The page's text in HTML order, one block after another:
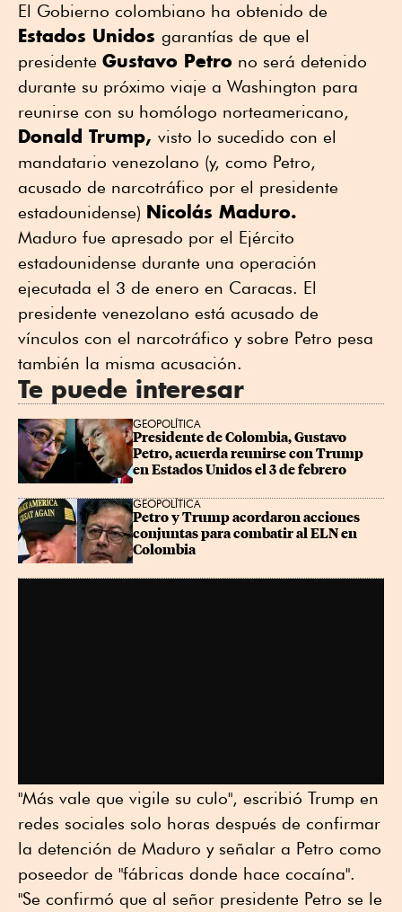
El Gobierno colombiano ha obtenido de
Estados Unidos garantías de que el
presidente Gustavo Petro no será detenido
durante su próximo viaje a Washington para
reunirse con su homólogo norteamericano,
Donald Trump, visto lo sucedido con el
mandatario venezolano (y, como Petro,
acusado de narcotráfico por el presidente
estadounidense) Nicolás Maduro.
Maduro fue apresado por el Ejército
estadounidense durante una operación
ejecutada el 3 de enero en Caracas. El
presidente venezolano está acusado de
vínculos con el narcotráfico y sobre Petro pesa
también la misma acusación.
Te puede interesar
GEOPOLÍTICA
Presidente de Colombia, Gustavo
Petro, acuerda reunirse con Trump
en Estados Unidos el 3 de febrero
GEOPOLÍTICA
Petro y Trump acordaron acciones
conjuntas para combatir al ELN en
Colombia
"Más vale que vigile su culo", escribió Trump en
redes sociales solo horas después de confirmar
la detención de Maduro y señalar a Petro como
poseedor de "fábricas donde hace cocaína".
"Se confirmó que al señor presidente Petro se le